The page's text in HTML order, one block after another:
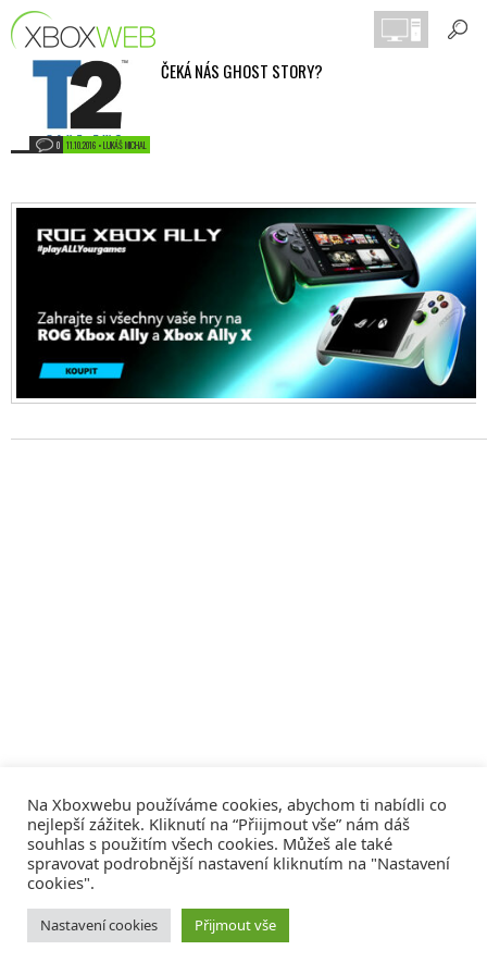
11.10.2016 • LUKÁŠ MICHAL
0
ČEKÁ NÁS GHOST STORY?
Tvorba webů a sociální služby
Reklama – Inzerce –
Na Xboxwebu používáme cookies, abychom ti nabídli co
nejlepší zážitek. Kliknutí na “Přiijmout vše” nám dáš
souhlas s použitím všech cookies. Můžeš ale také
spravovat podrobnější nastavení kliknutím na "Nastavení
cookies".
Nastavení cookies Přijmout vše